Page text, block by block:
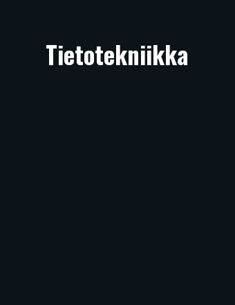
Tietotekniikka